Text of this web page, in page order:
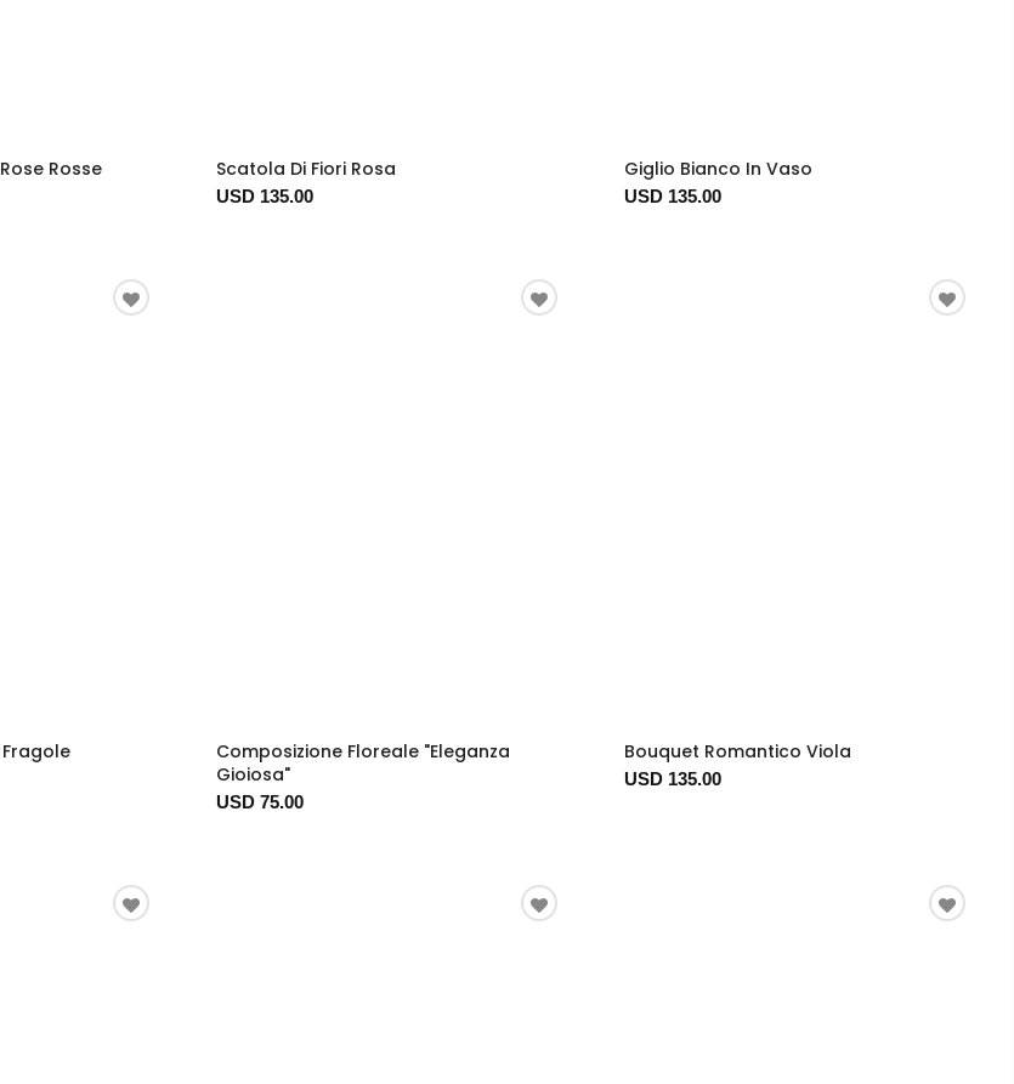
Rosse Scatola Di Fiori Rosa
USD 135.00
Giglio Bianco In Vaso
USD 135.00
Composizione Floreale "Eleganza
Gioiosa"
USD 75.00
Bouquet Romantico Viola
USD 135.00